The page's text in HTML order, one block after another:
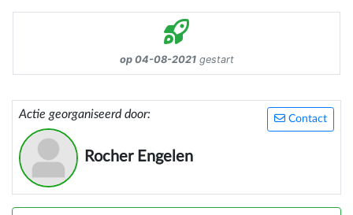
op 04-08-2021gestart
Contact
Actie georganiseerd door:
Rocher Engelen